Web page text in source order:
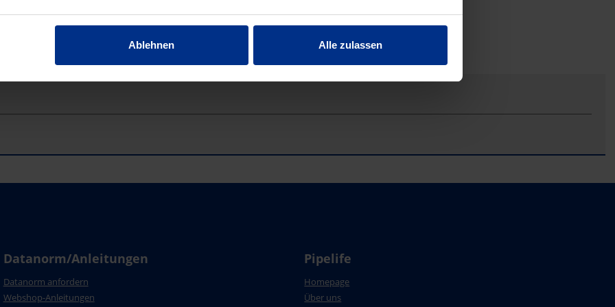
Ablehnen Alle zulassen
Datanorm/Anleitungen
Datanorm anfordern
Webshop-Anleitungen
Pipelife
Homepage
Über uns